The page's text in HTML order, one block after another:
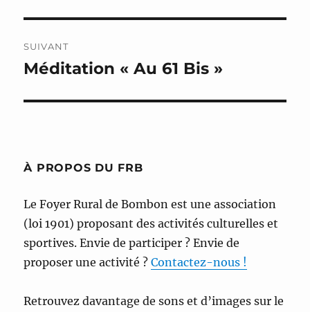
SUIVANT
Publication
Méditation « Au 61 Bis »
À PROPOS DU FRB
Le Foyer Rural de Bombon est une association
(loi 1901) proposant des activités culturelles et
sportives. Envie de participer ? Envie de
proposer une activité ?Contactez-nous !
Retrouvez davantage de sons et d’images sur le